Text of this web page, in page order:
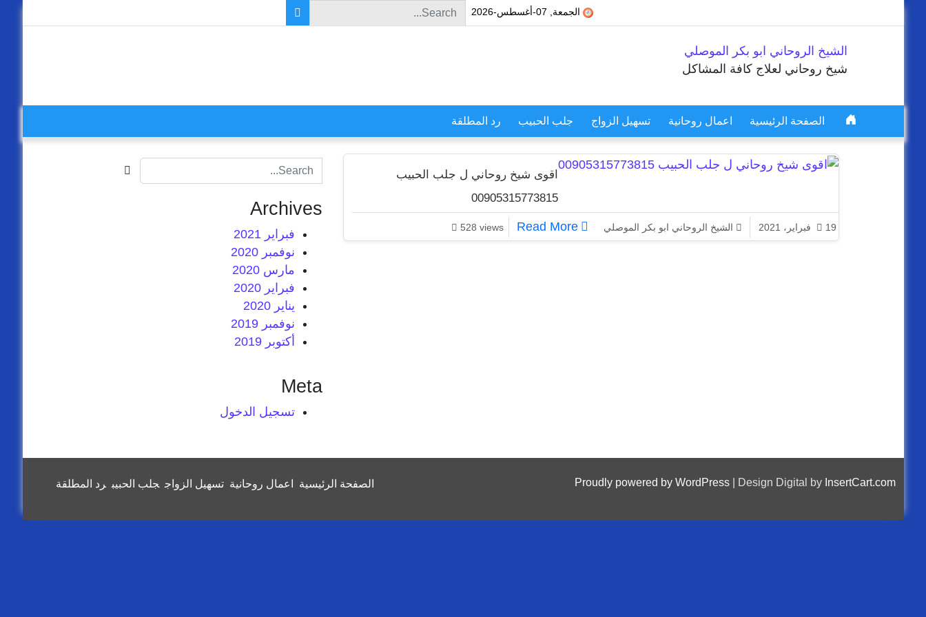
Skip to content الجمعة, 07-أغسطس-2026
Search for:
الشيخ الروحاني ابو بكر الموصلي
شيخ روحاني لعلاج كافة المشاكل
Main Navigation
الصفحة الرئيسية اعمال روحانية تسهيل الزواج جلب الحبيب رد المطلقة
اقوى شيخ روحاني ل جلب الحبيب
00905315773815
19 فبراير، 2021 الشيخ الروحاني ابو بكر الموصلي 528 views Read More
اقوى شيخ روحاني ل جلب الحبيب 00905315773815
Search for:
Archives
فبراير 2021
نوفمبر 2020
مارس 2020
فبراير 2020
يناير 2020
نوفمبر 2019
أكتوبر 2019
Meta
تسجيل الدخول
Proudly powered by WordPress| Design Digital by InsertCart.com الصفحة الرئيسية اعمال روحانية تسهيل الزواج جلب الحبيب رد المطلقة